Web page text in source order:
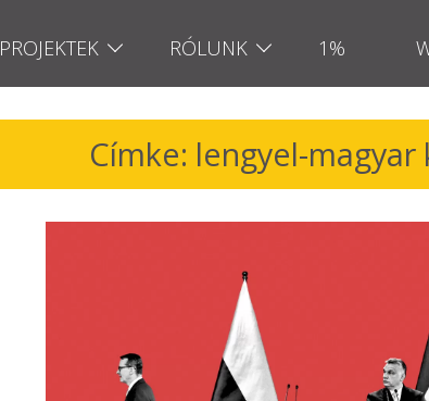
PROJEKTEK RÓLUNK 1%
Címke: lengyel-